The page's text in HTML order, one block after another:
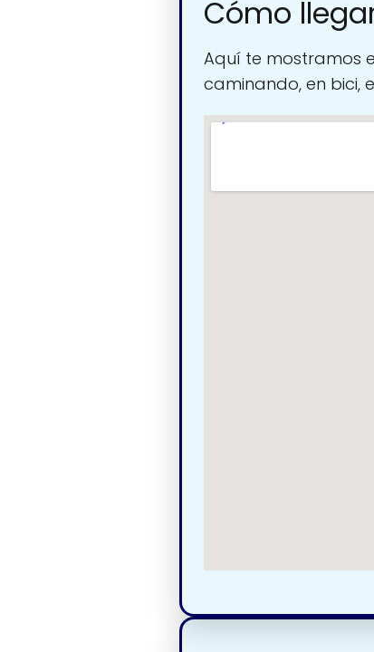
Cómo
Aquí te mostramos
caminando, en bici,